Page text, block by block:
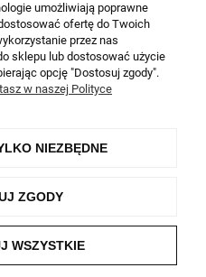
umożliwiają poprawne
ofertę do Twoich
przez nas
sklepu lub dostosować użycie
opcję "Dostosuj zgody".
w naszej Polityce
NIEZBĘDNE
ZGODY
WSZYSTKIE